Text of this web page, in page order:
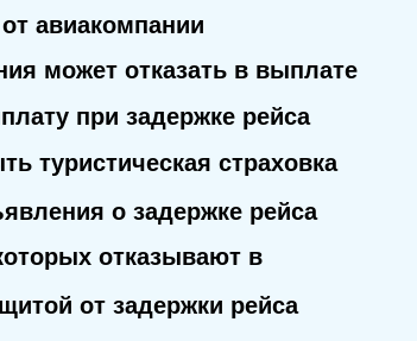
авиакомпании
при задержке рейса
туристическая страховка
о задержке рейса
отказывают в
от задержки рейса
может отказать в выплате